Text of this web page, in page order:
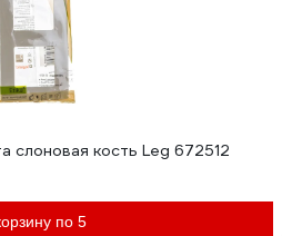
слоновая кость Leg 672512
по 5